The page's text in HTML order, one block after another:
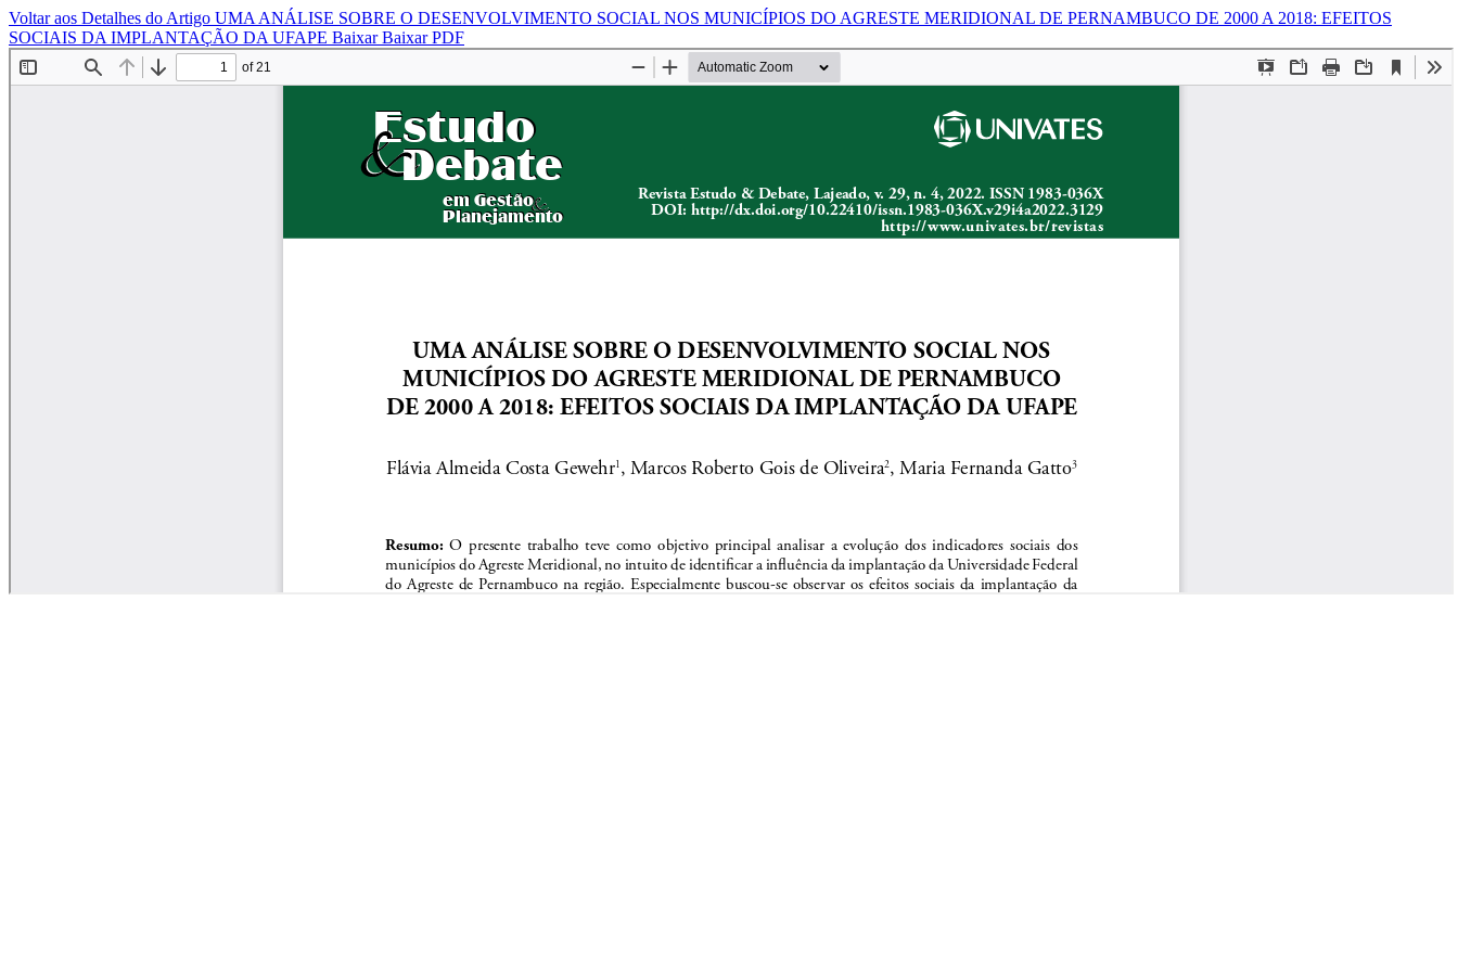
Voltar aos Detalhes do Artigo UMA ANÁLISE SOBRE O DESENVOLVIMENTO SOCIAL NOS MUNICÍPIOS DO AGRESTE MERIDIONAL DE PERNAMBUCO DE 2000 A 2018: EFEITOS
SOCIAIS DA IMPLANTAÇÃO DA UFAPE BaixarBaixar PDF